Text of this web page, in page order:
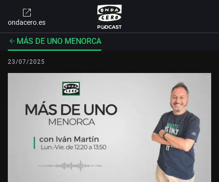
ondacero.es
MÁS DE UNO MENORCA
23/07/2025